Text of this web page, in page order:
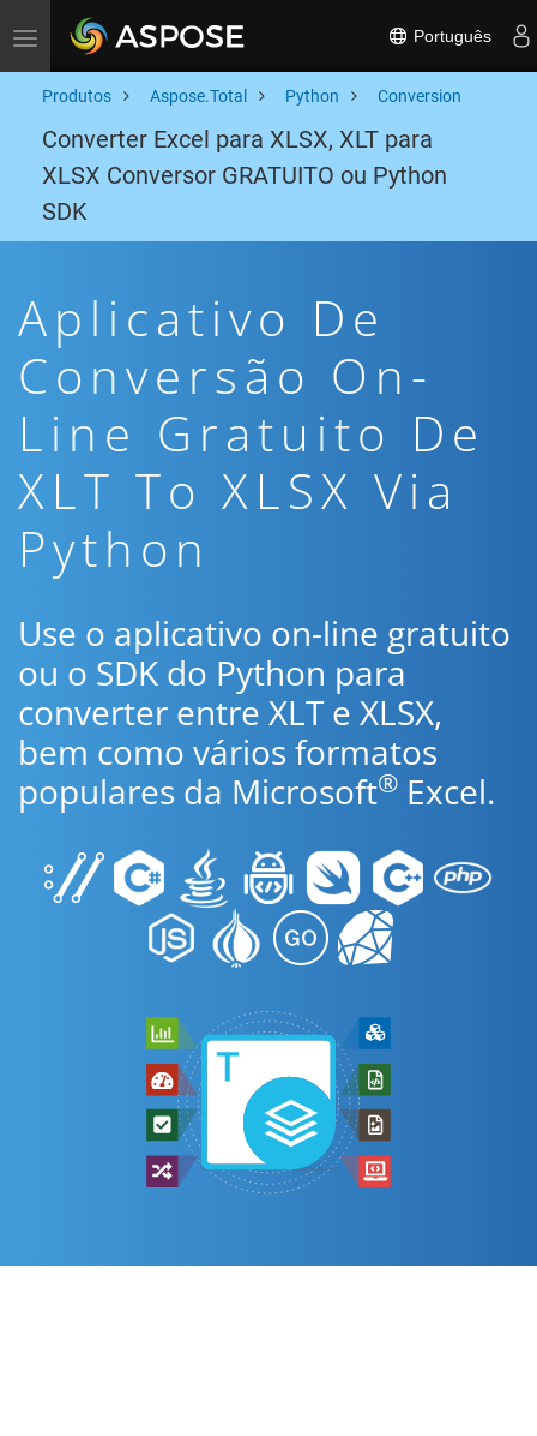
Toggle navigation Português
Produtos Aspose.Total Python Conversion
Converter Excel para XLSX, XLT para
XLSX Conversor GRATUITO ou Python
SDK
Aplicativo De
Conversão On-
Line Gratuito De
XLT To XLSX Via
Python
Use o aplicativo on-line gratuito
ou o SDK do Python para
converter entre XLT e XLSX,
bem como vários formatos
populares da Microsoft® Excel.